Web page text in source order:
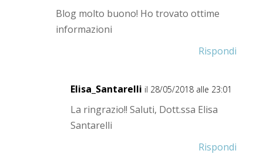
Blog molto buono! Ho trovato ottime
informazioni
Rispondi
Elisa_Santarelli il 28/05/2018 alle 23:01
La ringrazio!! Saluti, Dott.ssa Elisa
Santarelli
Rispondi